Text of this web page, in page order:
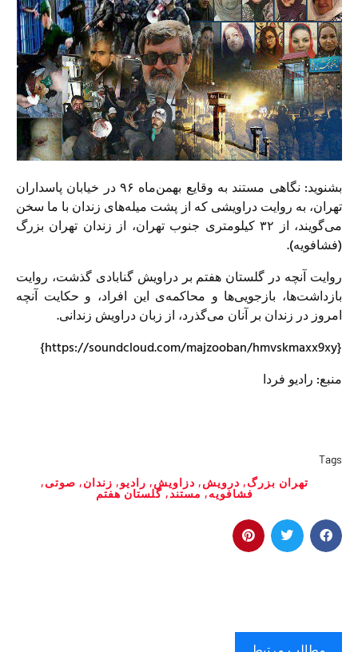
بشنوید: نگاهی مستند به وقایع بهمن‌ماه ۹۶ در خیابان پاسداران
تهران، به روایت دراویشی که از پشت میله‌های زندان با ما سخن
می‌گویند، از ۳۲ کیلومتری جنوب تهران، از زندان تهران بزرگ
(فشافویه).
روایت آنچه در گلستان هفتم بر دراویش گنابادی گذشت، روایت
بازداشت‌ها، بازجویی‌ها و محاکمه‌ی این افراد، و حکایت آنچه
امروز در زندان بر آنان می‌گذرد، از زبان دراویش زندانی.
{https://soundcloud.com/majzooban/hmvskmaxx9xy}
منبع: رادیو فردا
Tags
تهران بزرگ, درویش, دزاویش, رادیو, زندان, صوتی,
فشافویه, مستند,گلستان هفتم